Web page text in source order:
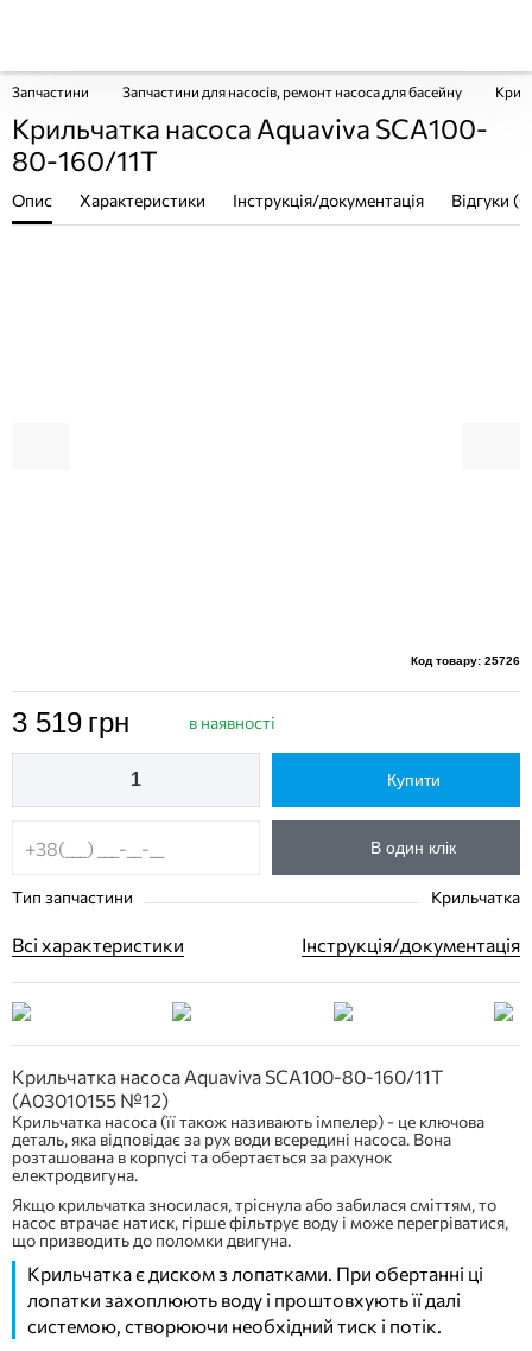
Запчастини Запчастини для насосів, ремонт насоса для басейну
Крильчатка насоса Aquaviva SCA100-
80-160/11T
Опис Характеристики Інструкція/документація Відгуки
Код товару: 25726
3 519 грн в наявності
Купити
В один клік
Тип запчастини Крильчатка
Всі характеристики Інструкція/документація
Крильчатка насоса Aquaviva SCA100-80-160/11T
(A03010155 №12)
Крильчатка насоса (її також називають імпелер) - це ключова
деталь, яка відповідає за рух води всередині насоса. Вона
розташована в корпусі та обертається за рахунок
електродвигуна.
Якщо крильчатка зносилася, тріснула або забилася сміттям, то
насос втрачає натиск, гірше фільтрує воду і може перегріватися,
що призводить до поломки двигуна.
Крильчатка є диском з лопатками. При обертанні ці
лопатки захоплюють воду і проштовхують її далі
системою, створюючи необхідний тиск і потік.